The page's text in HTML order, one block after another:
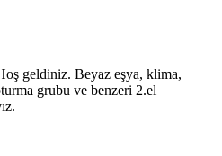
geldiniz. Beyaz eşya, klima,
grubu ve benzeri 2.el